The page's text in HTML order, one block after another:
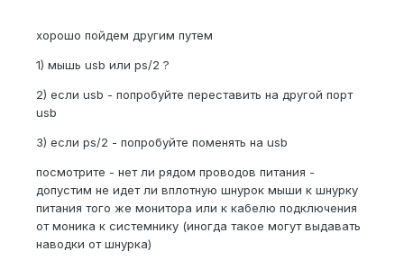
хорошо пойдем другим путем
1) мышь usb или ps/2 ?
2) если usb - попробуйте переставить на другой порт
usb
3) если ps/2 - попробуйте поменять на usb
посмотрите - нет ли рядом проводов питания -
допустим не идет ли вплотную шнурок мыши к шнурку
питания того же монитора или к кабелю подключения
от моника к системнику (иногда такое могут выдавать
наводки от шнурка)